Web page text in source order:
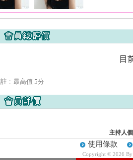
目
註﹕最高值 5分
主持人
使用條款
Copyright © 2026 By